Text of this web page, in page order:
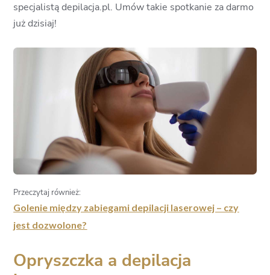
specjalistą depilacja.pl. Umów takie spotkanie za darmo
już dzisiaj!
Przeczytaj również:
Golenie między zabiegami depilacji laserowej – czy
jest dozwolone?
Opryszczka a depilacja